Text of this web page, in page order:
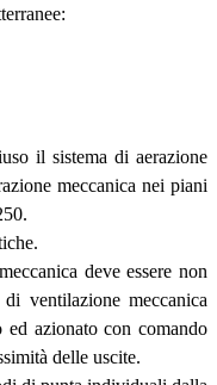
il sistema di aerazione
meccanica nei piani
deve essere non
ventilazione meccanica
ed azionato con comando
delle uscite.